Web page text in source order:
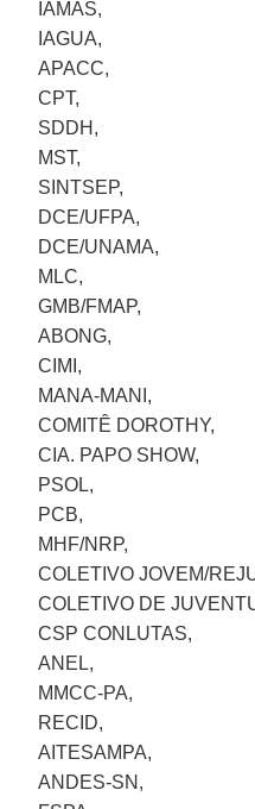
IAMAS,
IAGUA,
APACC,
CPT,
SDDH,
MST,
SINTSEP,
DCE/UFPA,
DCE/UNAMA,
MLC,
GMB/FMAP,
ABONG,
CIMI,
MANA-MANI,
COMITÊ DOROTHY,
CIA. PAPO SHOW,
PSOL,
PCB,
MHF/NRP,
COLETIVO JOVEM/
COLETIVO DE
CSP CONLUTAS,
ANEL,
MMCC-PA,
RECID,
AITESAMPA,
ANDES-SN,